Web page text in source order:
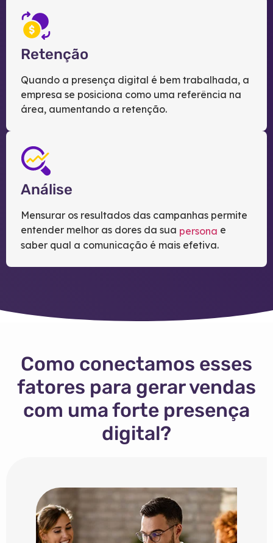
Retenção
Quando a presença digital é bem trabalhada, a
empresa se posiciona como uma referência na
área, aumentando a retenção.
Análise
Mensurar os resultados das campanhas permite
entender melhor as dores da sua persona e
saber qual a comunicação é mais efetiva.
Como conectamos esses
fatores para gerarvendas
com uma forte presença
digital?